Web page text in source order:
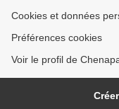
Cookies et données
Préférences cookies
Voir le profil de